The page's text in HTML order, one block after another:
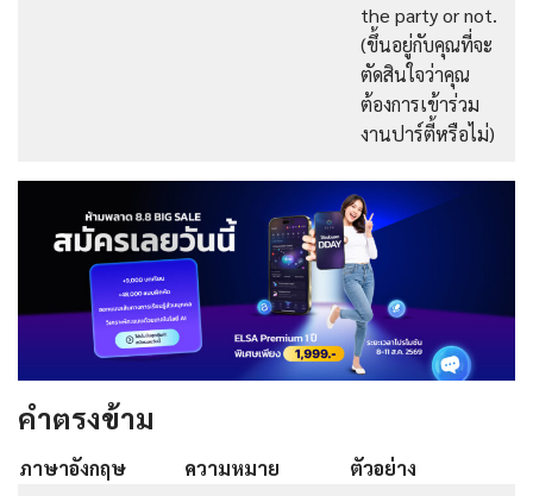
the party or not.
(ขึ้นอยู่กับคุณที่จะ
ตัดสินใจว่าคุณ
ต้องการเข้าร่วม
งานปาร์ตี้หรือไม่)
คำตรงข้าม
ภาษาอังกฤษ ความหมาย
ตัวอย่าง